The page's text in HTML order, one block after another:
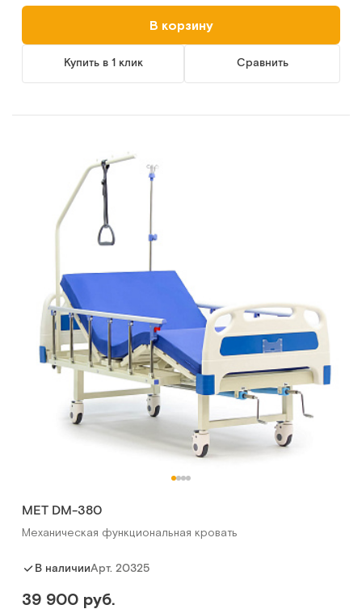
В корзину
Купить в 1 клик Сравнить
MET DM-380
Механическая функциональная кровать
В наличииАрт. 20325
39 900 руб.